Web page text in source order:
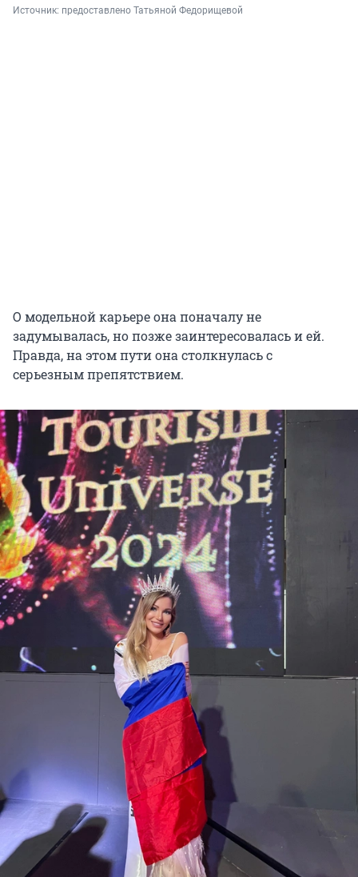
Источник: предоставлено Татьяной Федорищевой
О модельной карьере она поначалу не
задумывалась, но позже заинтересовалась и ей.
Правда, на этом пути она столкнулась с
серьезным препятствием.